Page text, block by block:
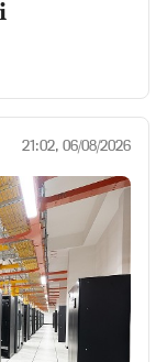
21:02, 06/08/2026